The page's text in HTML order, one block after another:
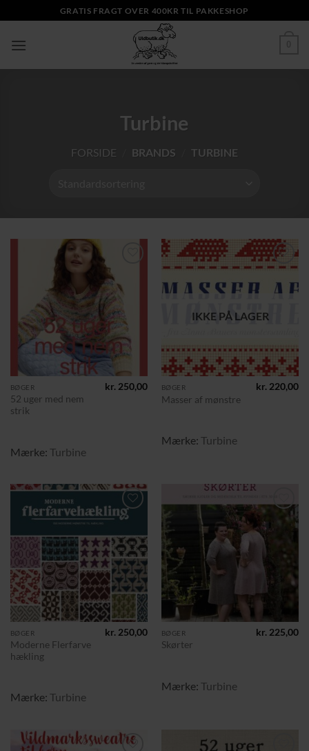
til
indhold
GRATIS FRAGT OVER 400KR TIL PAKKESHOP
Turbine
FORSIDE BRANDS TURBINE
Tilføj til
ønskeliste
BØGER
52 uger med nem
strik
kr. 250,00
Mærke: Turbine
ønskeliste
IKKE PÅ LAGER
BØGER
Masser af mønstre
kr. 220,00
Mærke: Turbine
Tilføj til
BØGER
Moderne Flerfarve
hækling
kr. 250,00
Mærke: Turbine
ønskeliste
BØGER
Skørter
kr. 225,00
Mærke: Turbine